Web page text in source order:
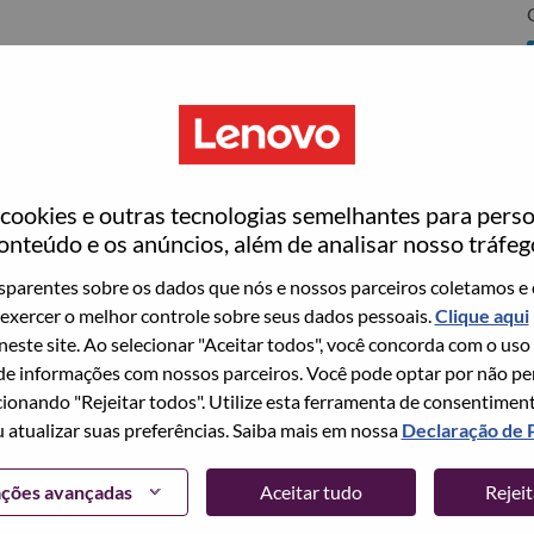
e outras tecnologias semelhantes para
e os anúncios, além de analisar nosso
sobre os dados que nós e nossos parceiros coletamos e
o melhor controle sobre seus dados pessoais. Clique aqui
site. Ao selecionar "Aceitar todos", você concorda com o uso
informações com nossos parceiros. Você pode optar por não
"Rejeitar todos". Utilize esta ferramenta de
atualizar suas preferências. Saiba mais em nossa Declaração de
avançadas Aceitar tudo
we do. We WOW our customers.
powerhouse, ranked #153 in the Fortune Global
in 180 markets. Focused on a bold vision to deliver
its success as the world’s largest PC company with a full-
optimized devices (PCs, workstations, smartphones,
high performance computing and software defined
Lenovo’s continued investment in world-changing
and smarter future for everyone, everywhere.
under Lenovo Group Limited (HKSE: 992) (ADR: